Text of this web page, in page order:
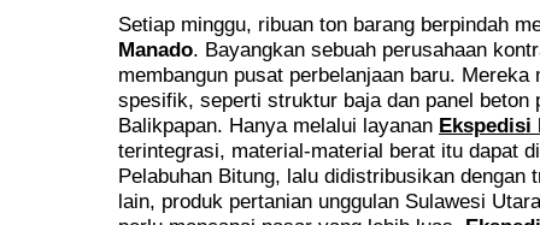
Setiap minggu, ribuan ton barang berpindah
Manado. Bayangkan sebuah perusahaan
membangun pusat perbelanjaan baru.
spesifik, seperti struktur baja dan panel beton
Balikpapan. Hanya melalui layanan Ekspedisi
terintegrasi, material-material berat itu dapat
Pelabuhan Bitung, lalu didistribusikan
lain, produk pertanian unggulan Sulawesi